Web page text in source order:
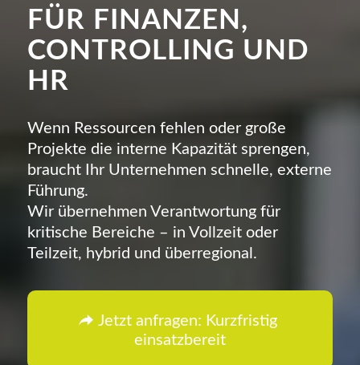
FÜR FINANZEN,
CONTROLLING UND
HR
Wenn Ressourcen fehlen oder große
Projekte die interne Kapazität sprengen,
braucht Ihr Unternehmen schnelle, externe
Führung.
Wir übernehmen Verantwortung für
kritische Bereiche – in Vollzeit oder
Teilzeit, hybrid und überregional.
Jetzt anfragen: Kurzfristig
einsatzbereit